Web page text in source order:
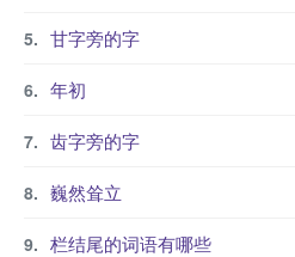
甘字旁的字
年初
齿字旁的字
巍然耸立
栏结尾的词语有哪些